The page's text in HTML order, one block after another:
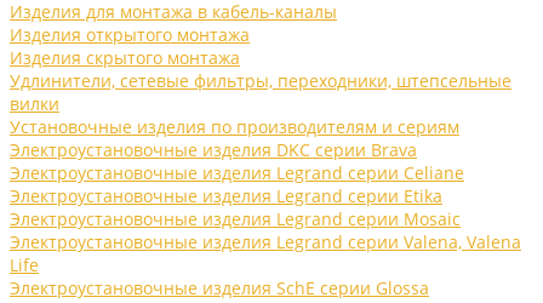
Изделия для монтажа в кабель-каналы
Изделия открытого монтажа
Изделия скрытого монтажа
Удлинители, сетевые фильтры, переходники, штепсельные
вилки
Установочные изделия по производителям и сериям
Электроустановочные изделия DKC серии Brava
Электроустановочные изделия Legrand серии Celiane
Электроустановочные изделия Legrand серии Etika
Электроустановочные изделия Legrand серии Mosaic
Электроустановочные изделия Legrand серии Valena, Valena
Life
Электроустановочные изделия SchE серии Glossa